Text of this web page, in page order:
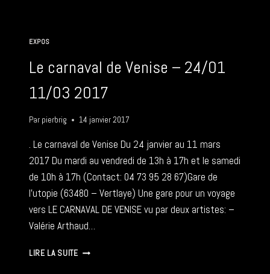
17
09
2017
EXPOS
Le carnaval de Venise – 24/01
11/03 2017
Par pierbrig 14 janvier 2017
. Le carnaval de Venise Du 24 janvier au 11 mars
2017 Du mardi au vendredi de 13h à 17h et le samedi
de 10h à 17h (Contact: 04 73 95 28 67)Gare de
l’utopie (63480 – Vertlaye) Une gare pour un voyage
vers LE CARNAVAL DE VENISE vu par deux artistes: –
Valérie Arthaud…
LIRE LA SUITELE